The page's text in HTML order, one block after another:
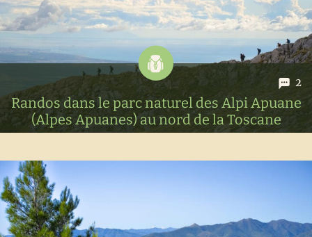
2
Randos dans le parc naturel des Alpi Apuane
(Alpes Apuanes) au nord de la Toscane
Petit tour dans les Alpes Apuanes pour randonner et
terminer notre road trip en Ligurie - Toscane